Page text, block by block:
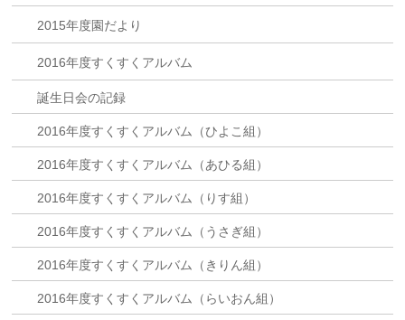
2015年度園だより
2016年度すくすくアルバム
誕生日会の記録
2016年度すくすくアルバム（ひよこ組）
2016年度すくすくアルバム（あひる組）
2016年度すくすくアルバム（りす組）
2016年度すくすくアルバム（うさぎ組）
2016年度すくすくアルバム（きりん組）
2016年度すくすくアルバム（らいおん組）